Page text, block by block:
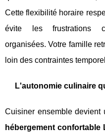
Cette flexibilité horaire
évite les frustrations
organisées. Votre famille
loin des contraintes
L'autonomie culinaire
Cuisiner ensemble devient
hébergement confortable